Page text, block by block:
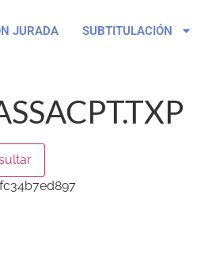
JURADA SUBTITULACIÓN